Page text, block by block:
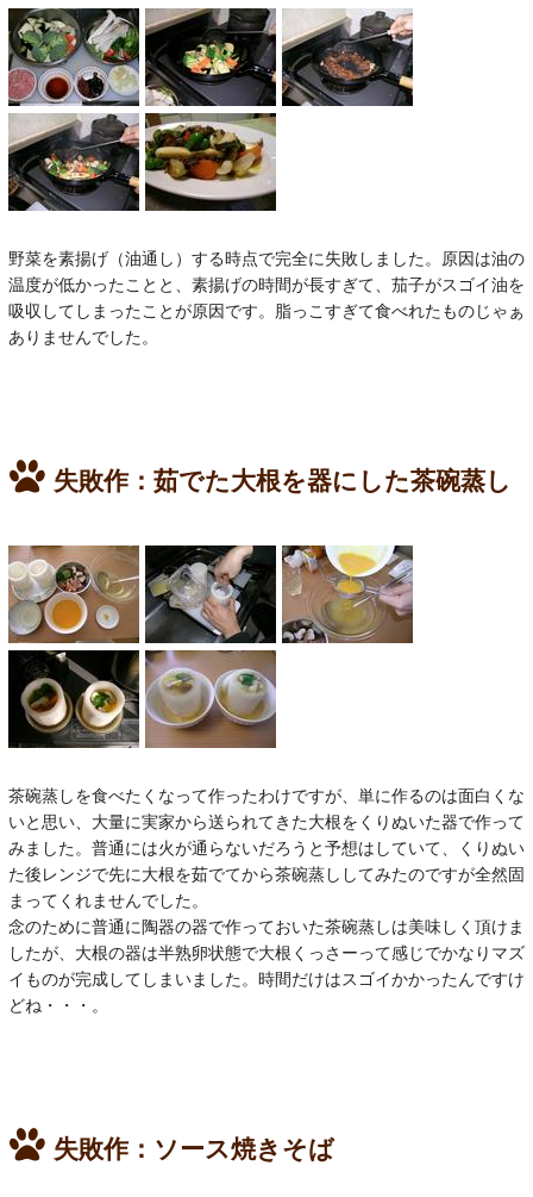
野菜を素揚げ（油通し）する時点で完全に失敗しました。原因は油の
温度が低かったことと、素揚げの時間が長すぎて、茄子がスゴイ油を
吸収してしまったことが原因です。脂っこすぎて食べれたものじゃぁ
ありませんでした。
失敗作：茹でた大根を器にした茶碗蒸し
茶碗蒸しを食べたくなって作ったわけですが、単に作るのは面白くな
いと思い、大量に実家から送られてきた大根をくりぬいた器で作って
みました。普通には火が通らないだろうと予想はしていて、くりぬい
た後レンジで先に大根を茹でてから茶碗蒸ししてみたのですが全然固
まってくれませんでした。
念のために普通に陶器の器で作っておいた茶碗蒸しは美味しく頂けま
したが、大根の器は半熟卵状態で大根くっさーって感じでかなりマズ
イものが完成してしまいました。時間だけはスゴイかかったんですけ
どね・・・。
失敗作：ソース焼きそば